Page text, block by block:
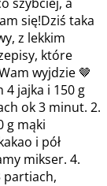
się!Dziś taka
z lekkim
które
wyjdzie 🤎
4 jajka i 150 g
ok 3 minut. 2.
g mąki
i pół
mikser. 4.
partiach,